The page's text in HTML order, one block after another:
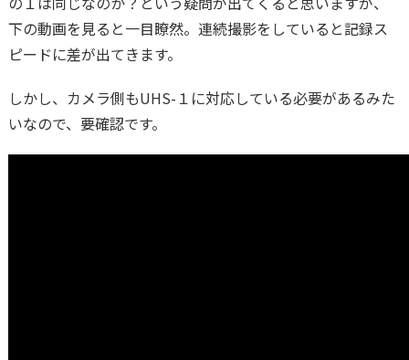
下の動画を見ると一目瞭然。連続撮影をしていると記録ス
ピードに差が出てきます。
しかし、カメラ側もUHS-１に対応している必要があるみた
いなので、要確認です。